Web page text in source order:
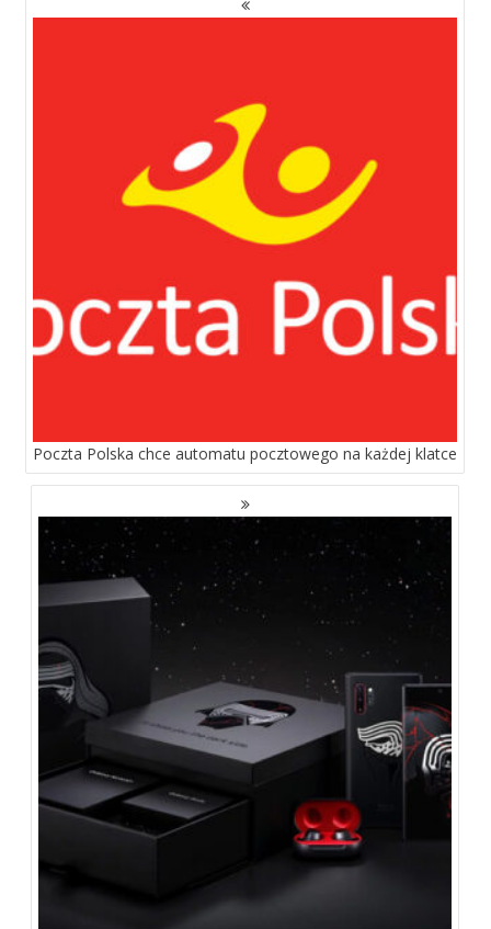
PO
Poczta Polska chce automatu pocztowego na każdej klatce